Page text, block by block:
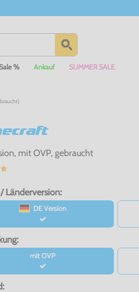
Sale % Ankauf SUMMER SALE
mit OVP, gebraucht
Länderversion:
DE Version
mit OVP